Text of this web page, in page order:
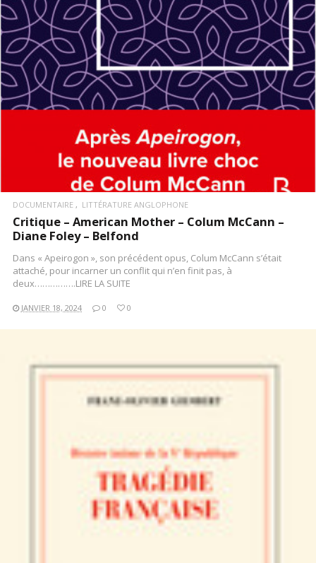
DOCUMENTAIRE LITTÉRATURE ANGLOPHONE
Critique – American Mother – Colum McCann –
Diane Foley – Belfond
Dans « Apeirogon », son précédent opus, Colum McCann s’était
attaché, pour incarner un conflit qui n’en finit pas, à
deux…………….LIRE LA SUITE
JANVIER 18, 2024 0 0